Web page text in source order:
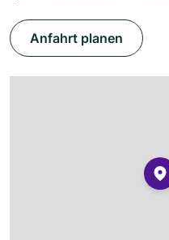
Anfahrt planen